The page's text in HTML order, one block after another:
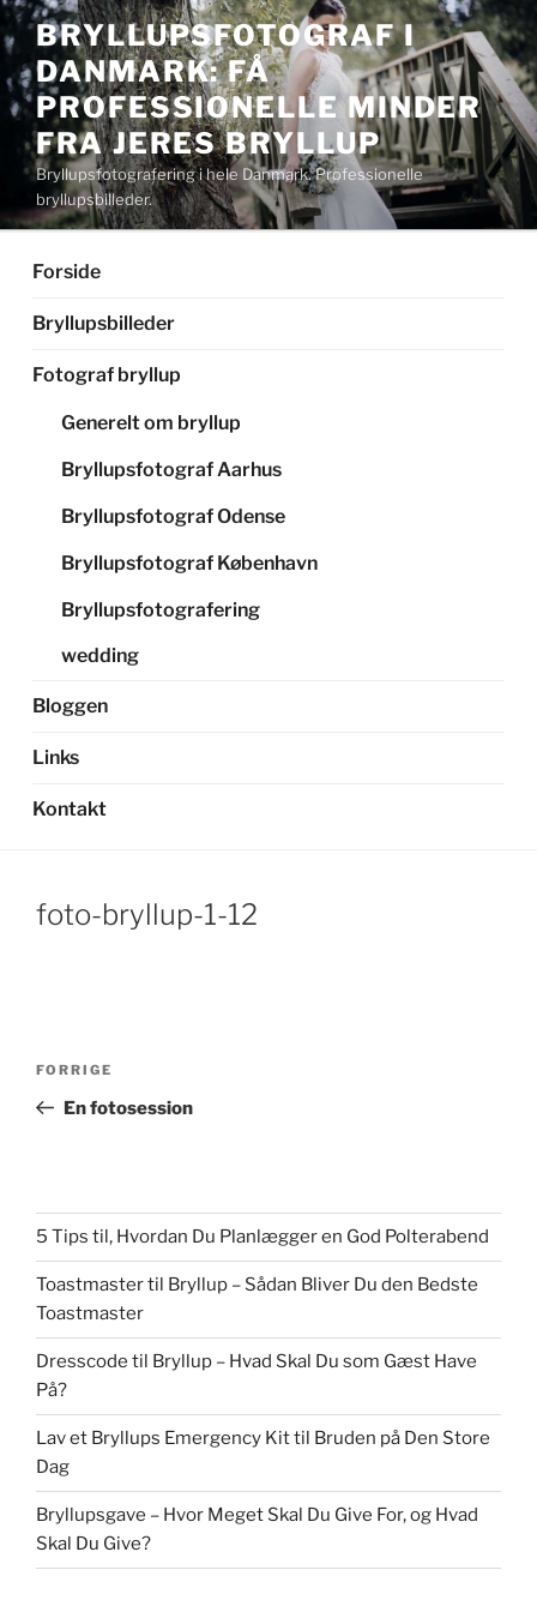
Videre
til
indhold
BRYLLUPSFOTOGRAF I
DANMARK: FÅ
PROFESSIONELLE MINDER
FRA JERES BRYLLUP
Bryllupsfotografering i hele Danmark. Professionelle
bryllupsbilleder.
Forside
Bryllupsbilleder
Fotograf bryllup
Generelt om bryllup
Bryllupsfotograf Aarhus
Bryllupsfotograf Odense
Bryllupsfotograf København
Bryllupsfotografering
wedding
Bloggen
Links
Kontakt
foto-bryllup-1-12
Forrige
indlæg
FORRIGE
En fotosession
5 Tips til, Hvordan Du Planlægger en God Polterabend
Toastmaster til Bryllup – Sådan Bliver Du den Bedste
Toastmaster
Dresscode til Bryllup – Hvad Skal Du som Gæst Have
På?
Lav et Bryllups Emergency Kit til Bruden på Den Store
Dag
Bryllupsgave – Hvor Meget Skal Du Give For, og Hvad
Skal Du Give?